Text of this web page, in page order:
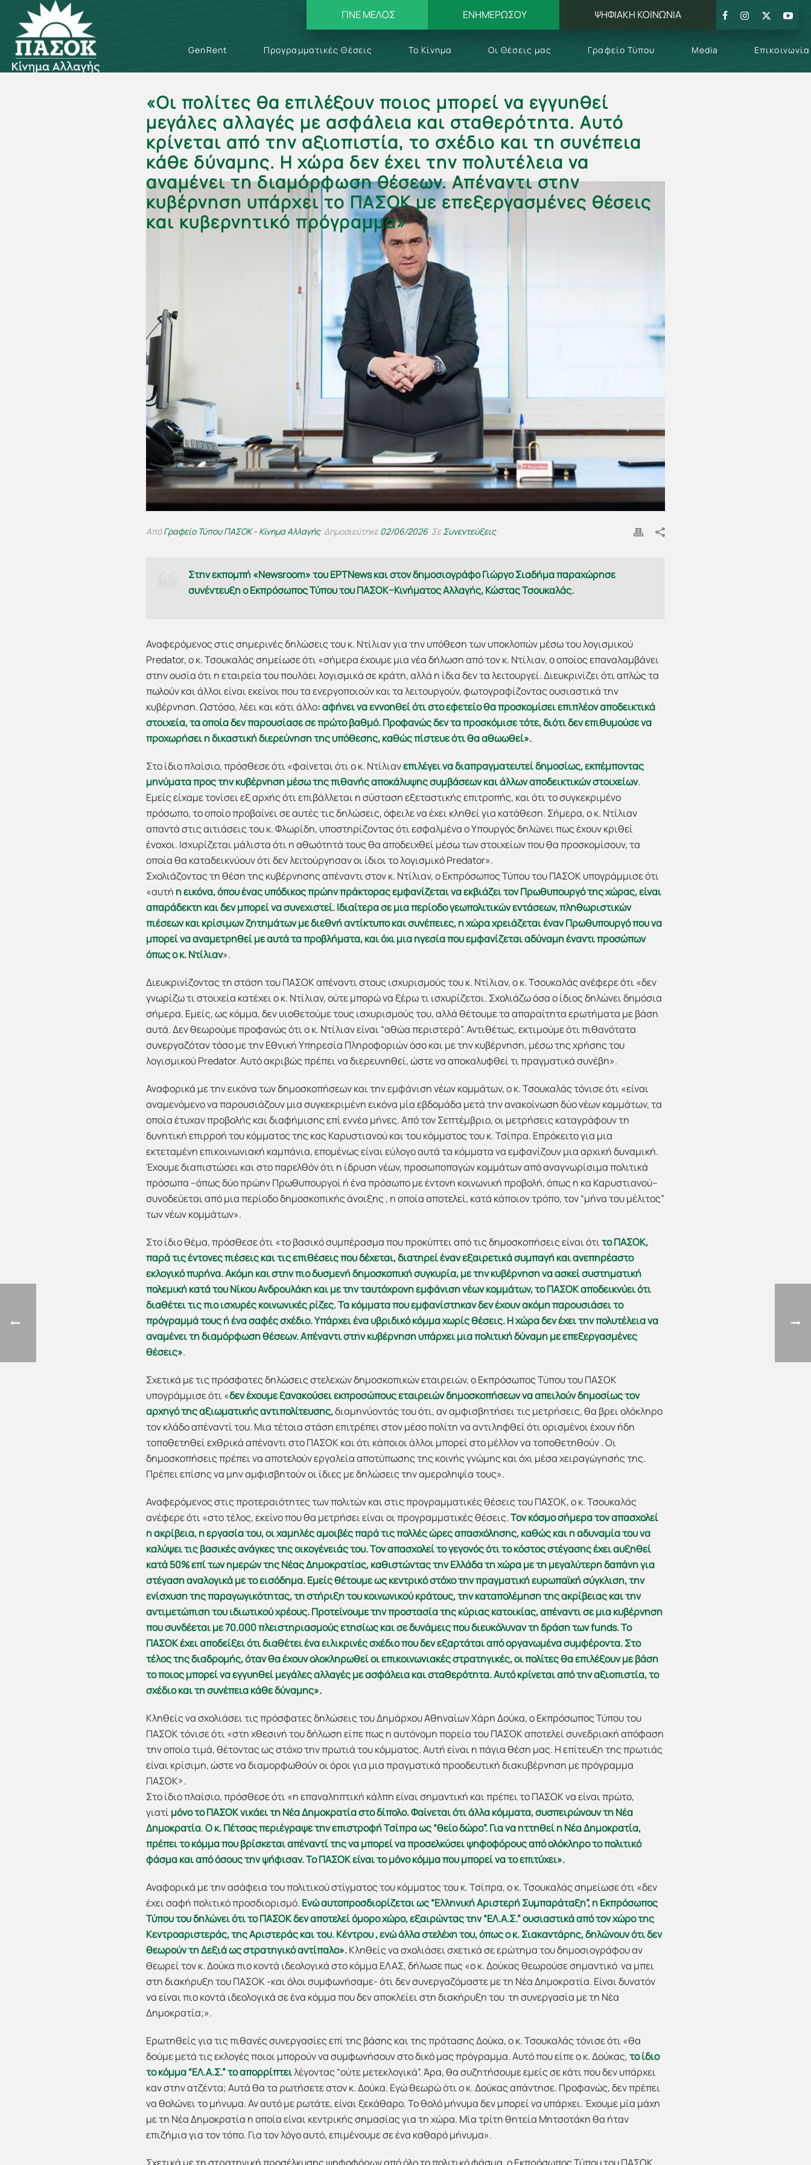
ΓΙΝΕ ΜΕΛΟΣ ΕΝΗΜΕΡΩΣΟΥ ΨΗΦΙΑΚΗ ΚΟΙΝΩΝΙΑ
GenRent Προγραμματικές Θέσεις Το Κίνημα Οι Θέσεις μας Γραφείο Τύπου Media Επικοινωνία
«Οι πολίτες θα επιλέξουν ποιος μπορεί να εγγυηθεί
μεγάλες αλλαγές με ασφάλεια και σταθερότητα. Αυτό
κρίνεται από την αξιοπιστία, το σχέδιο και τη συνέπεια
κάθε δύναμης. Η χώρα δεν έχει την πολυτέλεια να
αναμένει τη διαμόρφωση θέσεων. Απέναντι στην
κυβέρνηση υπάρχει το ΠΑΣΟΚ με επεξεργασμένες θέσεις
και κυβερνητικό πρόγραμμα»
ΑπόΓραφείο Τύπου ΠΑΣΟΚ - Κίνημα Αλλαγής Δημοσιεύτηκε02/06/2026 ΣεΣυνεντεύξεις
Στην εκπομπή «Newsroom» του ΕΡΤNews και στον δημοσιογράφο Γιώργο Σιαδήμα παραχώρησε
συνέντευξη ο Εκπρόσωπος Τύπου του ΠΑΣΟΚ–Κινήματος Αλλαγής, Κώστας Τσουκαλάς.
Αναφερόμενος στις σημερινές δηλώσεις του κ. Ντίλιαν για την υπόθεση των υποκλοπών μέσω του λογισμικού
Predator, ο κ. Τσουκαλάς σημείωσε ότι «σήμερα έχουμε μια νέα δήλωση από τον κ. Ντίλιαν, ο οποίος επαναλαμβάνει
στην ουσία ότι η εταιρεία του πουλάει λογισμικά σε κράτη, αλλά η ίδια δεν τα λειτουργεί. Διευκρινίζει ότι απλώς τα
πωλούν και άλλοι είναι εκείνοι που τα ενεργοποιούν και τα λειτουργούν, φωτογραφίζοντας ουσιαστικά την
κυβέρνηση. Ωστόσο, λέει και κάτι άλλο: αφήνει να εννοηθεί ότι στο εφετείο θα προσκομίσει επιπλέον αποδεικτικά
στοιχεία, τα οποία δεν παρουσίασε σε πρώτο βαθμό. Προφανώς δεν τα προσκόμισε τότε, διότι δεν επιθυμούσε να
προχωρήσει η δικαστική διερεύνηση της υπόθεσης, καθώς πίστευε ότι θα αθωωθεί».
Στο ίδιο πλαίσιο, πρόσθεσε ότι «φαίνεται ότι ο κ. Ντίλιανεπιλέγει να διαπραγματευτεί δημοσίως, εκπέμποντας
μηνύματα προς την κυβέρνηση μέσω της πιθανής αποκάλυψης συμβάσεων και άλλων αποδεικτικών στοιχείων.
Εμείς είχαμε τονίσει εξ αρχής ότι επιβάλλεται η σύσταση εξεταστικής επιτροπής, και ότι το συγκεκριμένο
πρόσωπο, το οποίο προβαίνει σε αυτές τις δηλώσεις, όφειλε να έχει κληθεί για κατάθεση. Σήμερα, ο κ. Ντίλιαν
απαντά στις αιτιάσεις του κ. Φλωρίδη, υποστηρίζοντας ότι εσφαλμένα ο Υπουργός δηλώνει πως έχουν κριθεί
ένοχοι. Ισχυρίζεται μάλιστα ότι η αθωότητά τους θα αποδειχθεί μέσω των στοιχείων που θα προσκομίσουν, τα
οποία θα καταδεικνύουν ότι δεν λειτούργησαν οι ίδιοι το λογισμικό Predator».
Σχολιάζοντας τη θέση της κυβέρνησης απέναντι στον κ. Ντίλιαν, ο Εκπρόσωπος Τύπου του ΠΑΣΟΚ υπογράμμισε ότι
«αυτή η εικόνα, όπου ένας υπόδικος πρώην πράκτορας εμφανίζεται να εκβιάζει τον Πρωθυπουργό της χώρας, είναι
απαράδεκτη και δεν μπορεί να συνεχιστεί. Ιδιαίτερα σε μια περίοδο γεωπολιτικών εντάσεων, πληθωριστικών
πιέσεων και κρίσιμων ζητημάτων με διεθνή αντίκτυπο και συνέπειες, η χώρα χρειάζεται έναν Πρωθυπουργό που να
μπορεί να αναμετρηθεί με αυτά τα προβλήματα, και όχι μια ηγεσία που εμφανίζεται αδύναμη έναντι προσώπων
όπως ο κ. Ντίλιαν».
Διευκρινίζοντας τη στάση του ΠΑΣΟΚ απέναντι στους ισχυρισμούς του κ. Ντίλιαν, ο κ. Τσουκαλάς ανέφερε ότι «δεν
γνωρίζω τι στοιχεία κατέχει ο κ. Ντίλιαν, ούτε μπορώ να ξέρω τι ισχυρίζεται. Σχολιάζω όσα ο ίδιος δηλώνει δημόσια
σήμερα. Εμείς, ως κόμμα, δεν υιοθετούμε τους ισχυρισμούς του, αλλά θέτουμε τα απαραίτητα ερωτήματα με βάση
αυτά. Δεν θεωρούμε προφανώς ότι ο κ. Ντίλιαν είναι “αθώα περιστερά”. Αντιθέτως, εκτιμούμε ότι πιθανότατα
συνεργαζόταν τόσο με την Εθνική Υπηρεσία Πληροφοριών όσο και με την κυβέρνηση, μέσω της χρήσης του
λογισμικού Predator. Αυτό ακριβώς πρέπει να διερευνηθεί, ώστε να αποκαλυφθεί τι πραγματικά συνέβη».
Αναφορικά με την εικόνα των δημοσκοπήσεων και την εμφάνιση νέων κομμάτων, ο κ. Τσουκαλάς τόνισε ότι «είναι
αναμενόμενο να παρουσιάζουν μια συγκεκριμένη εικόνα μία εβδομάδα μετά την ανακοίνωση δύο νέων κομμάτων, τα
οποία έτυχαν προβολής και διαφήμισης επί εννέα μήνες. Από τον Σεπτέμβριο, οι μετρήσεις καταγράφουν τη
δυνητική επιρροή του κόμματος της κας Καρυστιανού και του κόμματος του κ. Τσίπρα. Επρόκειτο για μια
εκτεταμένη επικοινωνιακή καμπάνια, επομένως είναι εύλογο αυτά τα κόμματα να εμφανίζουν μια αρχική δυναμική.
Έχουμε διαπιστώσει και στο παρελθόν ότι η ίδρυση νέων, προσωποπαγών κομμάτων από αναγνωρίσιμα πολιτικά
πρόσωπα –όπως δύο πρώην Πρωθυπουργοί ή ένα πρόσωπο με έντονη κοινωνική προβολή, όπως η κα Καρυστιανού–
συνοδεύεται από μια περίοδο δημοσκοπικής άνοιξης , η οποία αποτελεί, κατά κάποιον τρόπο, τον “μήνα του μέλιτος”
των νέων κομμάτων».
Στο ίδιο θέμα, πρόσθεσε ότι «το βασικό συμπέρασμα που προκύπτει από τις δημοσκοπήσεις είναι ότιτο ΠΑΣΟΚ,
παρά τις έντονες πιέσεις και τις επιθέσεις που δέχεται, διατηρεί έναν εξαιρετικά συμπαγή και ανεπηρέαστο
εκλογικό πυρήνα. Ακόμη και στην πιο δυσμενή δημοσκοπική συγκυρία, με την κυβέρνηση να ασκεί συστηματική
πολεμική κατά του Νίκου Ανδρουλάκη και με την ταυτόχρονη εμφάνιση νέων κομμάτων, το ΠΑΣΟΚ αποδεικνύει ότι
διαθέτει τις πιο ισχυρές κοινωνικές ρίζες. Τα κόμματα που εμφανίστηκαν δεν έχουν ακόμη παρουσιάσει το
πρόγραμμά τους ή ένα σαφές σχέδιο. Υπάρχει ένα υβριδικό κόμμα χωρίς θέσεις. Η χώρα δεν έχει την πολυτέλεια να
αναμένει τη διαμόρφωση θέσεων. Απέναντι στην κυβέρνηση υπάρχει μια πολιτική δύναμη με επεξεργασμένες
θέσεις».
Σχετικά με τις πρόσφατες δηλώσεις στελεχών δημοσκοπικών εταιρειών, ο Εκπρόσωπος Τύπου του ΠΑΣΟΚ
υπογράμμισε ότι «δεν έχουμε ξανακούσει εκπροσώπους εταιρειών δημοσκοπήσεων να απειλούν δημοσίως τον
αρχηγό της αξιωματικής αντιπολίτευσης,διαμηνύοντάς του ότι, αν αμφισβητήσει τις μετρήσεις, θα βρει ολόκληρο
τον κλάδο απέναντί του. Μια τέτοια στάση επιτρέπει στον μέσο πολίτη να αντιληφθεί ότι ορισμένοι έχουν ήδη
τοποθετηθεί εχθρικά απέναντι στο ΠΑΣΟΚ και ότι κάποιοι άλλοι μπορεί στο μέλλον να τοποθετηθούν . Οι
δημοσκοπήσεις πρέπει να αποτελούν εργαλεία αποτύπωσης της κοινής γνώμης και όχι μέσα χειραγώγησής της.
Πρέπει επίσης να μην αμφισβητούν οι ίδιες με δηλώσεις την αμεροληψία τους».
Αναφερόμενος στις προτεραιότητες των πολιτών και στις προγραμματικές θέσεις του ΠΑΣΟΚ, ο κ. Τσουκαλάς
ανέφερε ότι «στο τέλος, εκείνο που θα μετρήσει είναι οι προγραμματικές θέσεις.Τον κόσμο σήμερα τον απασχολεί
η ακρίβεια, η εργασία του, οι χαμηλές αμοιβές παρά τις πολλές ώρες απασχόλησης, καθώς και η αδυναμία του να
καλύψει τις βασικές ανάγκες της οικογένειάς του. Τον απασχολεί το γεγονός ότι το κόστος στέγασης έχει αυξηθεί
κατά 50% επί των ημερών της Νέας Δημοκρατίας, καθιστώντας την Ελλάδα τη χώρα με τη μεγαλύτερη δαπάνη για
στέγαση αναλογικά με το εισόδημα. Εμείς θέτουμε ως κεντρικό στόχο την πραγματική ευρωπαϊκή σύγκλιση, την
ενίσχυση της παραγωγικότητας, τη στήριξη του κοινωνικού κράτους, την καταπολέμηση της ακρίβειας και την
αντιμετώπιση του ιδιωτικού χρέους. Προτείνουμε την προστασία της κύριας κατοικίας, απέναντι σε μια κυβέρνηση
που συνδέεται με 70.000 πλειστηριασμούς ετησίως και σε δυνάμεις που διευκόλυναν τη δράση των funds. Το
ΠΑΣΟΚ έχει αποδείξει ότι διαθέτει ένα ειλικρινές σχέδιο που δεν εξαρτάται από οργανωμένα συμφέροντα. Στο
τέλος της διαδρομής, όταν θα έχουν ολοκληρωθεί οι επικοινωνιακές στρατηγικές, οι πολίτες θα επιλέξουν με βάση
το ποιος μπορεί να εγγυηθεί μεγάλες αλλαγές με ασφάλεια και σταθερότητα. Αυτό κρίνεται από την αξιοπιστία, το
σχέδιο και τη συνέπεια κάθε δύναμης».
Κληθείς να σχολιάσει τις πρόσφατες δηλώσεις του Δημάρχου Αθηναίων Χάρη Δούκα, ο Εκπρόσωπος Τύπου του
ΠΑΣΟΚ τόνισε ότι «στη χθεσινή του δήλωση είπε πως η αυτόνομη πορεία του ΠΑΣΟΚ αποτελεί συνεδριακή απόφαση
την οποία τιμά, θέτοντας ως στόχο την πρωτιά του κόμματος. Αυτή είναι η πάγια θέση μας. Η επίτευξη της πρωτιάς
είναι κρίσιμη, ώστε να διαμορφωθούν οι όροι για μια πραγματικά προοδευτική διακυβέρνηση με πρόγραμμα
ΠΑΣΟΚ».
Στο ίδιο πλαίσιο, πρόσθεσε ότι «η επαναληπτική κάλπη είναι σημαντική και πρέπει το ΠΑΣΟΚ να είναι πρώτο,
γιατί μόνο το ΠΑΣΟΚ νικάει τη Νέα Δημοκρατία στο δίπολο. Φαίνεται ότι άλλα κόμματα, συσπειρώνουν τη Νέα
Δημοκρατία.Ο κ. Πέτσας περιέγραψε την επιστροφή Τσίπρα ως “θείο δώρο”. Για να ηττηθεί η Νέα Δημοκρατία,
πρέπει το κόμμα που βρίσκεται απέναντί της να μπορεί να προσελκύσει ψηφοφόρους από ολόκληρο το πολιτικό
φάσμα και από όσους την ψήφισαν. Το ΠΑΣΟΚ είναι το μόνο κόμμα που μπορεί να το επιτύχει».
Αναφορικά με την ασάφεια του πολιτικού στίγματος του κόμματος του κ. Τσίπρα, ο κ. Τσουκαλάς σημείωσε ότι «δεν
έχει σαφή πολιτικό προσδιορισμό. Ενώ αυτοπροσδιορίζεται ως “Ελληνική Αριστερή Συμπαράταξη”, η Εκπρόσωπος
Τύπου του δηλώνει ότι το ΠΑΣΟΚ δεν αποτελεί όμορο χώρο, εξαιρώντας την “ΕΛ.Α.Σ.” ουσιαστικά από τον χώρο της
Κεντροαριστεράς, της Αριστεράς και του. Κέντρου , ενώ άλλα στελέχη του, όπως ο κ. Σιακαντάρης, δηλώνουν ότι δεν
θεωρούν τη Δεξιά ως στρατηγικό αντίπαλο».Κληθείς να σχολιάσει σχετικά σε ερώτημα του δημοσιογράφου αν
θεωρεί τον κ. Δούκα πιο κοντά ιδεολογικά στο κόμμα ΕΛΑΣ, δήλωσε πως «ο κ. Δούκας θεωρούσε σημαντικό να μπει
στη διακήρυξη του ΠΑΣΟΚ -και όλοι συμφωνήσαμε- ότι δεν συνεργαζόμαστε με τη Νέα Δημοκρατία. Είναι δυνατόν
να είναι πιο κοντά ιδεολογικά σε ένα κόμμα που δεν αποκλείει στη διακήρυξη του τη συνεργασία με τη Νέα
Δημοκρατία;».
Ερωτηθείς για τις πιθανές συνεργασίες επί της βάσης και της πρότασης Δούκα, ο κ. Τσουκαλάς τόνισε ότι «θα
δούμε μετά τις εκλογές ποιοι μπορούν να συμφωνήσουν στο δικό μας πρόγραμμα. Αυτό που είπε ο κ. Δούκας,το ίδιο
το κόμμα “ΕΛ.Α.Σ.” το απορρίπτειλέγοντας “ούτε μετεκλογικά”. Άρα, θα συζητήσουμε εμείς σε κάτι που δεν υπάρχει
καν στην ατζέντα; Αυτά θα τα ρωτήσετε στον κ. Δούκα. Εγώ θεωρώ ότι ο κ. Δούκας απάντησε. Προφανώς, δεν πρέπει
να θολώνει το μήνυμα. Αν αυτό με ρωτάτε, είναι ξεκάθαρο. Το θολό μήνυμα δεν μπορεί να υπάρχει. Έχουμε μία μάχη
με τη Νέα Δημοκρατία η οποία είναι κεντρικής σημασίας για τη χώρα. Μία τρίτη θητεία Μητσοτάκη θα ήταν
επιζήμια για τον τόπο. Για τον λόγο αυτό, επιμένουμε σε ένα καθαρό μήνυμα».